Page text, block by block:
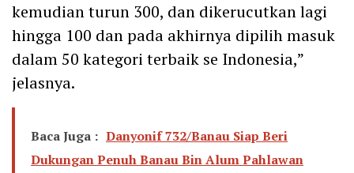
kemudian turun 300, dan dikerucutkan lagi
hingga 100 dan pada akhirnya dipilih masuk
dalam 50 kategori terbaik se Indonesia,”
jelasnya.
Baca Juga : Danyonif 732/Banau Siap Beri
Dukungan Penuh Banau Bin Alum Pahlawan